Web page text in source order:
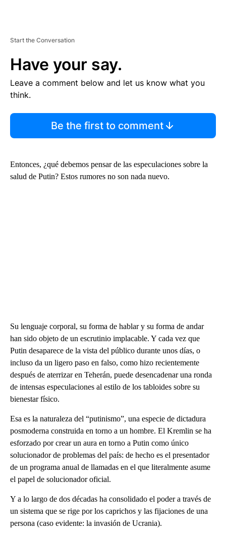
Start the Conversation
Have your say.
Leave a comment below and let us know what you
think.
Be the first to comment
Entonces, ¿qué debemos pensar de las especulaciones sobre la
salud de Putin? Estos rumores no son nada nuevo.
Su lenguaje corporal, su forma de hablar y su forma de andar
han sido objeto de un escrutinio implacable. Y cada vez que
Putin desaparece de la vista del público durante unos días, o
incluso da un ligero paso en falso, como hizo recientemente
después de aterrizar en Teherán, puede desencadenar una ronda
de intensas especulaciones al estilo de los tabloides sobre su
bienestar físico.
Esa es la naturaleza del “putinismo”, una especie de dictadura
posmoderna construida en torno a un hombre. El Kremlin se ha
esforzado por crear un aura en torno a Putin como único
solucionador de problemas del país: de hecho es el presentador
de un programa anual de llamadas en el que literalmente asume
el papel de solucionador oficial.
Y a lo largo de dos décadas ha consolidado el poder a través de
un sistema que se rige por los caprichos y las fijaciones de una
persona (caso evidente: la invasión de Ucrania).